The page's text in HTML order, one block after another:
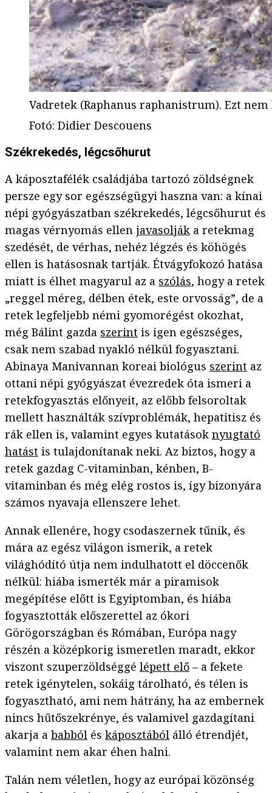
Vadretek (Raphanus raphanistrum). Ezt
Fotó: Didier Descouens
Székrekedés, légcsőhurut
A káposztafélék családjába tartozó zöldségnek
persze egy sor egészségügyi haszna van: a kínai
népi gyógyászatban székrekedés, légcsőhurut és
magas vérnyomás ellen javasolják a retekmag
szedését, de vérhas, nehéz légzés és köhögés
ellen is hatásosnak tartják. Étvágyfokozó hatása
miatt is élhet magyarul az a szólás, hogy a retek
„reggel méreg, délben étek, este orvosság”, de a
retek legfeljebb némi gyomorégést okozhat,
még Bálint gazda szerint is igen egészséges,
csak nem szabad nyakló nélkül fogyasztani.
Abinaya Manivannan koreai biológus szerint az
ottani népi gyógyászat évezredek óta ismeri a
retekfogyasztás előnyeit, az előbb felsoroltak
mellett használták szívproblémák, hepatitisz és
rák ellen is, valamint egyes kutatások nyugtató
hatást is tulajdonítanak neki. Az biztos, hogy a
retek gazdag C-vitaminban, kénben, B-
vitaminban és még elég rostos is, így bizonyára
számos nyavaja ellenszere lehet.
Annak ellenére, hogy csodaszernek tűnik, és
mára az egész világon ismerik, a retek
világhódító útja nem indulhatott el döccenők
nélkül: hiába ismerték már a piramisok
megépítése előtt is Egyiptomban, és hiába
fogyasztották előszerettel az ókori
Görögországban és Rómában, Európa nagy
részén a középkorig ismeretlen maradt, ekkor
viszont szuperzöldséggé lépett elő – a fekete
retek igénytelen, sokáig tárolható, és télen is
fogyasztható, ami nem hátrány, ha az embernek
nincs hűtőszekrénye, és valamivel gazdagítani
akarja a babból és káposztából álló étrendjét,
valamint nem akar éhen halni.
Talán nem véletlen, hogy az európai közönség